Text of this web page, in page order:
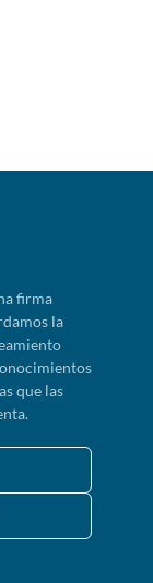
firma
la
que las